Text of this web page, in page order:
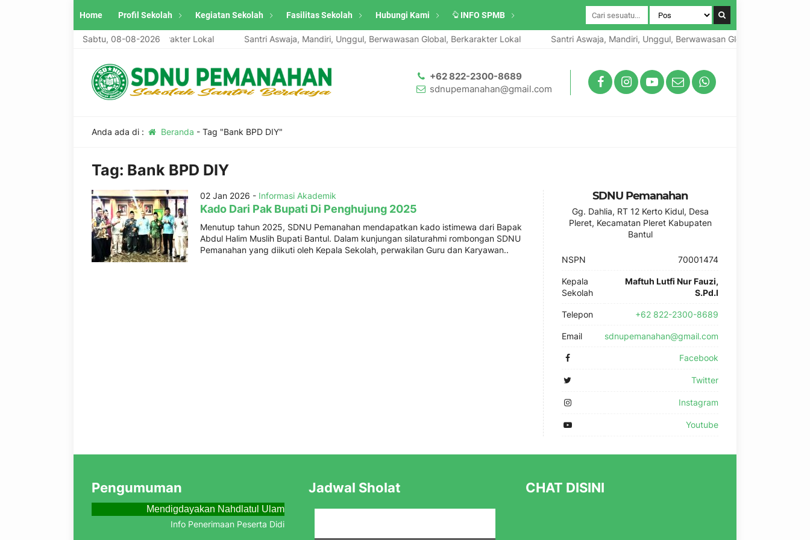
Home Profil Sekolah Kegiatan Sekolah Fasilitas Sekolah Hubungi Kami INFO SPMB
Sabtu, 08-08-2026
Unggul, Berwawasan Global, Berkarakter Lokal Santri Aswaja, Mandiri, Unggul, Berwawasan Global, Berkarakter Lokal Santri Aswaja, Mandiri, Unggul, Berwawasan Global, Berkarakter
+62 822-2300-8689
sdnupemanahan@gmail.com
Anda ada di : Beranda - Tag "Bank BPD DIY"
Tag: Bank BPD DIY
02 Jan 2026 - Informasi Akademik
Kado Dari Pak Bupati Di Penghujung 2025
Menutup tahun 2025, SDNU Pemanahan mendapatkan kado istimewa dari Bapak
Abdul Halim Muslih Bupati Bantul. Dalam kunjungan silaturahmi rombongan SDNU
Pemanahan yang diikuti oleh Kepala Sekolah, perwakilan Guru dan Karyawan..
SDNU Pemanahan
Gg. Dahlia, RT 12 Kerto Kidul, Desa
Pleret, Kecamatan Pleret Kabupaten
Bantul
NSPN 70001474
Kepala
Sekolah
Maftuh Lutfi Nur Fauzi,
S.Pd.I
Telepon +62 822-2300-8689
Email sdnupemanahan@gmail.com
Facebook
Twitter
Instagram
Youtube
Pengumuman
Mendigdayakan Nahdlatul Ulama Menjemput Abad Kedua Menuju Kebangkitan Baru
Info Penerimaan Peserta Didik Baru Tahun Pelajaran 2025/2026
Jadwal Sholat CHAT DISINI